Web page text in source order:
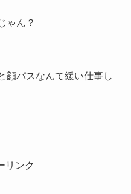
ゃん？
顔パスなんて緩い仕事し
リンク